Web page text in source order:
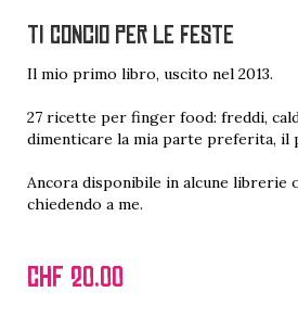
TI CONCIO PER LE FESTE
Il mio primo libro, uscito nel 2013.
27 ricette per finger food: freddi,
dimenticare la mia parte preferita, il
Ancora disponibile in alcune librerie
chiedendo a me.
CHF 20.00